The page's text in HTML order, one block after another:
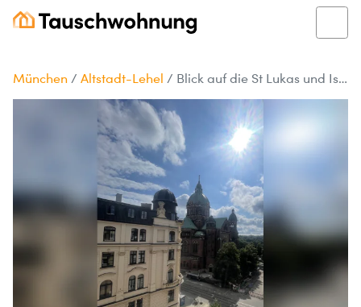
München / Altstadt-Lehel / Blick auf die St Lukas und Isar